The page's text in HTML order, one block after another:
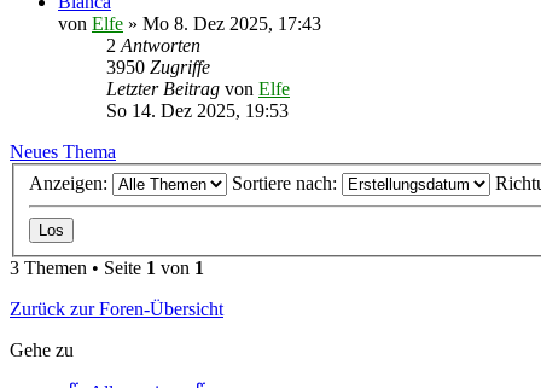
von Elfe » Mo 8. Dez 2025, 17:43
2 Antworten
3950 Zugriffe
Letzter Beitrag von Elfe
So 14. Dez 2025, 19:53
Neues Thema
Anzeigen:
Sortiere nach:
3 Themen • Seite 1 von 1
Zurück zur Foren-Übersicht
Gehe zu